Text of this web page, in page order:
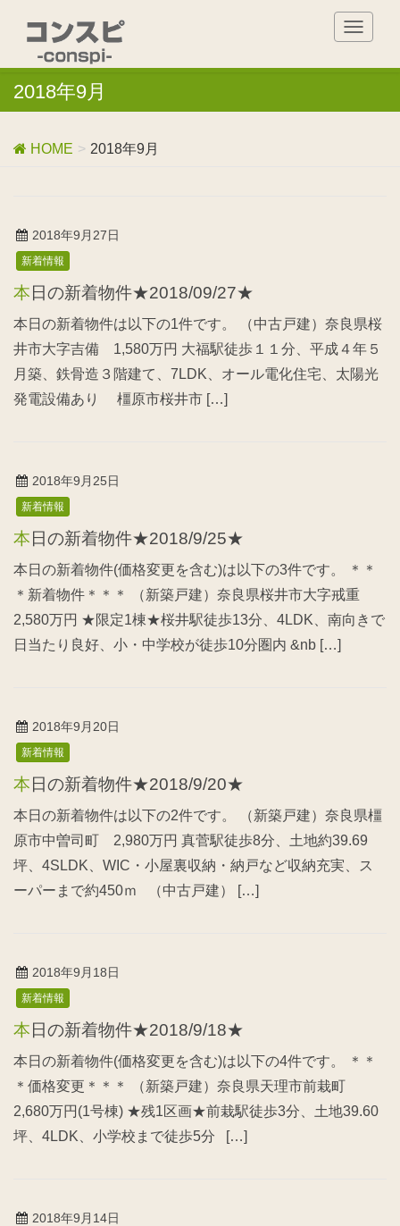
T
g
n
2018年9月
HOME 2018年9月
2018年9月27日
新着情報
本日の新着物件★2018/09/27★
本日の新着物件は以下の1件です。 （中古戸建）奈良県桜
井市大字吉備 1,580万円 大福駅徒歩１１分、平成４年５
月築、鉄骨造３階建て、7LDK、オール電化住宅、太陽光
発電設備あり 橿原市桜井市 […]
2018年9月25日
新着情報
本日の新着物件★2018/9/25★
本日の新着物件(価格変更を含む)は以下の3件です。 ＊＊
＊新着物件＊＊＊ （新築戸建）奈良県桜井市大字戒重
2,580万円 ★限定1棟★桜井駅徒歩13分、4LDK、南向きで
日当たり良好、小・中学校が徒歩10分圏内 &nb […]
2018年9月20日
新着情報
本日の新着物件★2018/9/20★
本日の新着物件は以下の2件です。 （新築戸建）奈良県橿
原市中曽司町 2,980万円 真菅駅徒歩8分、土地約39.69
坪、4SLDK、WIC・小屋裏収納・納戸など収納充実、ス
ーパーまで約450ｍ （中古戸建） […]
2018年9月18日
新着情報
本日の新着物件★2018/9/18★
本日の新着物件(価格変更を含む)は以下の4件です。 ＊＊
＊価格変更＊＊＊ （新築戸建）奈良県天理市前栽町
2,680万円(1号棟) ★残1区画★前栽駅徒歩3分、土地39.60
坪、4LDK、小学校まで徒歩5分 […]
2018年9月14日